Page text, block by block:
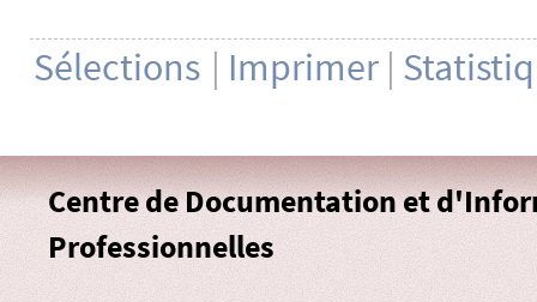
Sélections | Imprimer |
Centre de Documentation et
Professionnelles